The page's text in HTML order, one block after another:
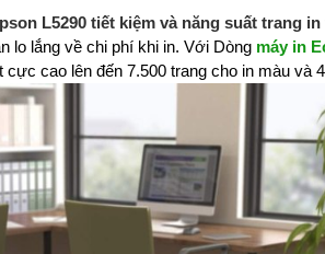
L5290 tiết kiệm và năng suất trang
lo lắng về chi phí khi in. Với Dòng máy in
cực cao lên đến 7.500 trang cho in màu và